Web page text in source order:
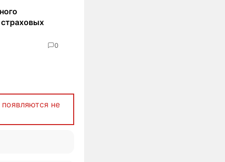
0
не